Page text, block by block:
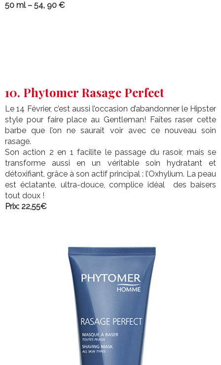
50 ml – 54, 90 €
10. Phytomer Rasage Perfect
Le 14 Février, c’est aussi l’occasion d’abandonner le Hipster
style pour faire place au Gentleman! Faîtes raser cette
barbe que l’on ne saurait voir avec ce nouveau soin
rasage.
Son action 2 en 1 facilite le passage du rasoir, mais se
transforme aussi en un véritable soin hydratant et
détoxifiant, grâce à son actif principal : l’Oxhylium. La peau
est éclatante, ultra-douce, complice idéal des baisers
tout doux !
Prix: 22,55€